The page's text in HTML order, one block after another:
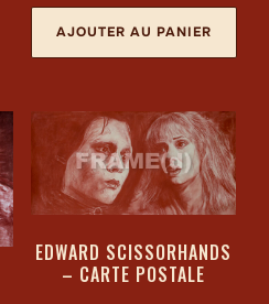
AJOUTER AU PANIER
EDWARD SCISSORHANDS
– CARTE POSTALE